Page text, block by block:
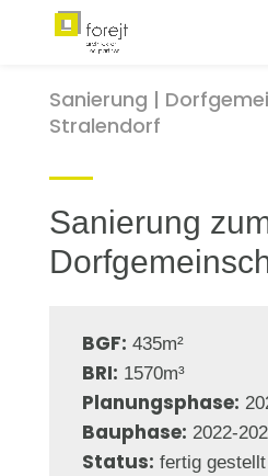
Sanierung |
Stralendorf
Sanierung
BGF: 435m²
BRI: 1570m³
Planungsphase:
Bauphase: 2022-
Status: fertig gestellt